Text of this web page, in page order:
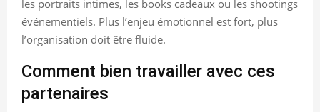
les portraits intimes, les books cadeaux ou les shootings
événementiels. Plus l’enjeu émotionnel est fort, plus
l’organisation doit être fluide.
Comment bien travailler avec ces
partenaires